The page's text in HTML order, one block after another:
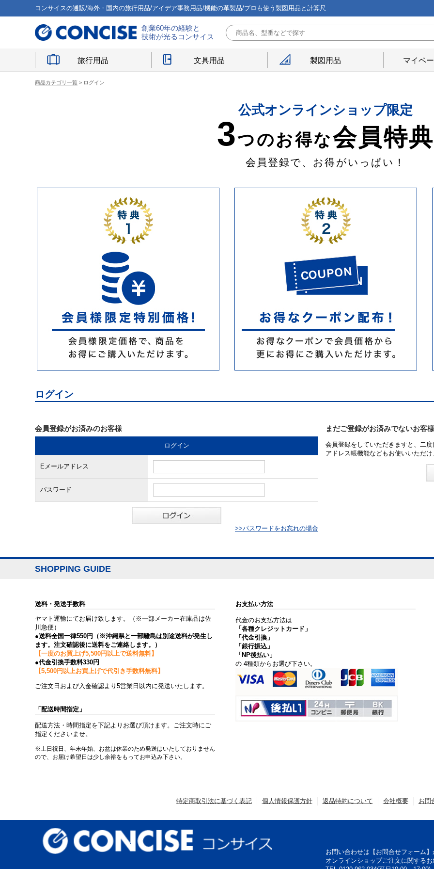
コンサイスの通販/海外・国内の旅行用品/アイデア事務用品/機能の革製品/プロも使う製図用品と計算尺
創業60年の経験と
技術が光るコンサイス
旅行用品 文具用品 製図用品 マイペ
商品カテゴリ一覧 > ログイン
公式オンラインショップ限定
3つのお得な会員特典
会員登録で、お得がいっぱい！
ログイン
会員登録がお済みのお客様
ログイン
Eメールアドレス
パスワード
>>パスワードをお忘れの場合
まだご登録がお済みでないお客様
会員登録をしていただきますと、二
アドレス帳機能などもお使いいただ
SHOPPING GUIDE
送料・発送手数料
ヤマト運輸にてお届け致します。（※一部メーカー在庫品は佐
川急便）
●送料全国一律550円（※沖縄県と一部離島は別途送料が発生し
ます。注文確認後に送料をご連絡します。）
【一度のお買上げ5,500円以上で送料無料】
●代金引換手数料330円
【5,500円以上お買上げで代引き手数料無料】
ご注文日および入金確認より5営業日以内に発送いたします。
「配送時間指定」
配送方法・時間指定を下記よりお選び頂けます。ご注文時にご
指定くださいませ。
※土日祝日、年末年始、お盆は休業のため発送はいたしておりません
ので、お届け希望日は少し余裕をもってお申込み下さい。
お支払い方法
代金のお支払方法は
「各種クレジットカード」
「代金引換」
「銀行振込」
「NP後払い」
の 4種類からお選び下さい。
特定商取引法に基づく表記 個人情報保護方針 返品特約について 会社概要 お問
お問い合わせは【お問合せフォーム
オンラインショップご注文に関する